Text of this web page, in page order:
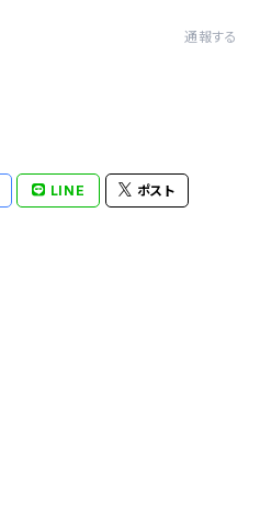
通報する
LINE ポスト